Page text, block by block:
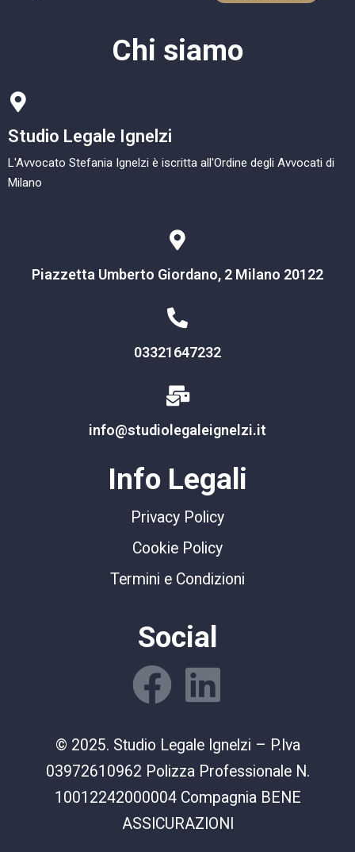
Chi siamo
Studio Legale Ignelzi
L'Avvocato Stefania Ignelzi è iscritta all'Ordine degli Avvocati di
Milano
Piazzetta Umberto Giordano, 2 Milano 20122
03321647232
info@studiolegaleignelzi.it
Info Legali
Privacy Policy
Cookie Policy
Termini e Condizioni
Social
© 2025. Studio Legale Ignelzi – P.Iva
03972610962 Polizza Professionale N.
10012242000004 Compagnia BENE
ASSICURAZIONI